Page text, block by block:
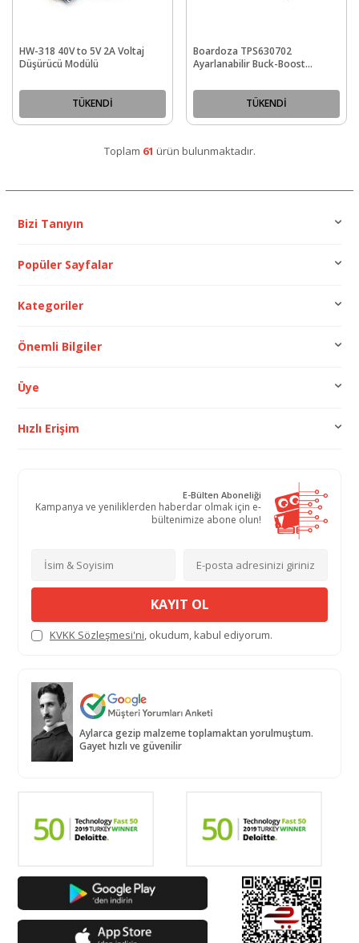
HW-318 40V to 5V 2A Voltaj
Düşürücü Modülü
TÜKENDİ
Boardoza TPS630702
Ayarlanabilir Buck-Boost
TÜKENDİ
Toplam 61 ürün bulunmaktadır.
Bizi Tanıyın
Popüler Sayfalar
Kategoriler
Önemli Bilgiler
Üye
Hızlı Erişim
E-Bülten Aboneliği
Kampanya ve yeniliklerden haberdar olmak için e-
bültenimize abone olun!
KAYIT OL
KVKK Sözleşmesi'ni, okudum, kabul ediyorum.
Aylarca gezip malzeme toplamaktan yorulmuştum.
Gayet hızlı ve güvenilir